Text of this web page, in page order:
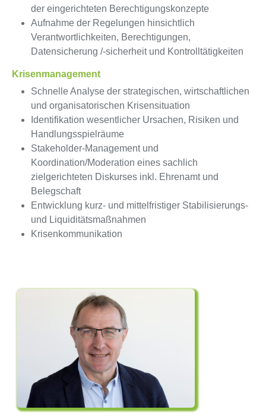
der eingerichteten Berechtigungskonzepte
Aufnahme der Regelungen hinsichtlich
Verantwortlichkeiten, Berechtigungen,
Datensicherung /-sicherheit und Kontrolltätigkeiten
Krisenmanagement
Schnelle Analyse der strategischen, wirtschaftlichen
und organisatorischen Krisensituation
Identifikation wesentlicher Ursachen, Risiken und
Handlungsspielräume
Stakeholder-Management und
Koordination/Moderation eines sachlich
zielgerichteten Diskurses inkl. Ehrenamt und
Belegschaft
Entwicklung kurz- und mittelfristiger Stabilisierungs-
und Liquiditätsmaßnahmen
Krisenkommunikation